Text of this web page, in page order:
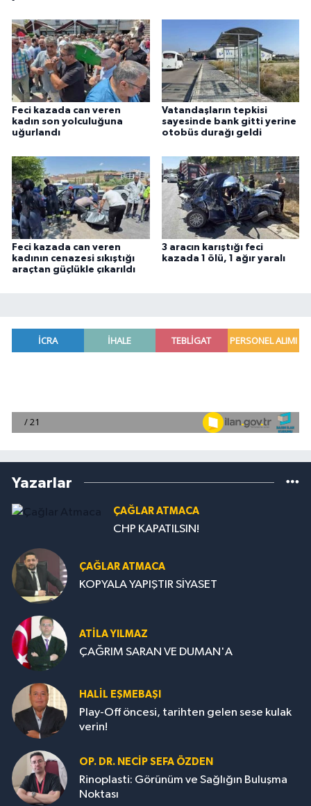
Feci kazada can veren
kadın son yolculuğuna
uğurlandı
Vatandaşların tepkisi
sayesinde bank gitti yerine
otobüs durağı geldi
Feci kazada can veren
kadının cenazesi sıkıştığı
araçtan güçlükle çıkarıldı
3 aracın karıştığı feci
kazada 1 ölü, 1 ağır yaralı
Yazarlar
ÇAĞLAR ATMACA
CHP KAPATILSIN!
ÇAĞLAR ATMACA
KOPYALA YAPIŞTIR SİYASET
ATILA YILMAZ
ÇAĞRIM SARAN VE DUMAN'A
HALIL EŞMEBAŞI
Play-Off öncesi, tarihten gelen sese kulak
verin!
OP. DR. NECIP SEFA ÖZDEN
Rinoplasti: Görünüm ve Sağlığın Buluşma
Noktası